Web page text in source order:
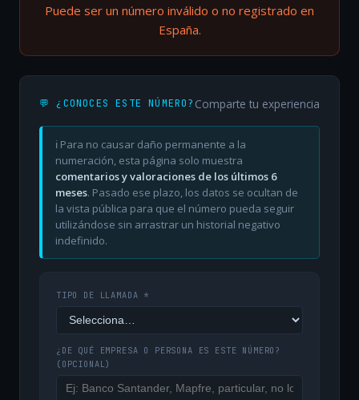
Puede ser un número inválido o no registrado en
España.
💬 ¿CONOCES ESTE NÚMERO? Comparte tu experiencia
ℹ️ Para no causar daño permanente a la
numeración, esta página solo muestra
comentarios y valoraciones de los últimos 6
meses. Pasado ese plazo, los datos se ocultan de
la vista pública para que el número pueda seguir
utilizándose sin arrastrar un historial negativo
indefinido.
TIPO DE LLAMADA *
¿DE QUÉ EMPRESA O PERSONA ES ESTE NÚMERO?
(OPCIONAL)